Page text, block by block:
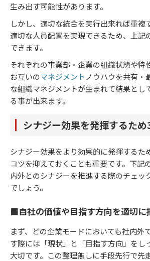
生み出す可能性があります。
しかし、適切な統合を実行出来れば重複
適切な人員配置を実現できるため、上記
できます。
それぞれの事業部・企業の組織状態や特
お互いのマネジメント ノウハウを共有・
な組織マネジメントが生まれて結果とし
る事が出来ます。
シナジー効果を発揮するた
シナジー効果をより効果的に発揮するた
コツを抑えておくことも重要です。下記
内外とのシナジーを推進する際のチェッ
でしょう。
■自社の価値や目指す方向を適切に
まず、どの企業モードにおいても社内外
す際には「現状」と「目指す方向」をし
大切です。この整理無しに手段先行で先